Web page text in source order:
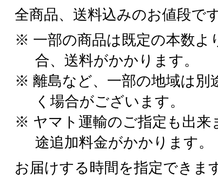
全商品、送料込みのお値段で
※ 一部の商品は既定の本数よ
合、送料がかかります。
※ 離島など、一部の地域は別
く場合がございます。
※ ヤマト運輸のご指定も出来
途追加料金がかかります。
お届けする時間を指定できま